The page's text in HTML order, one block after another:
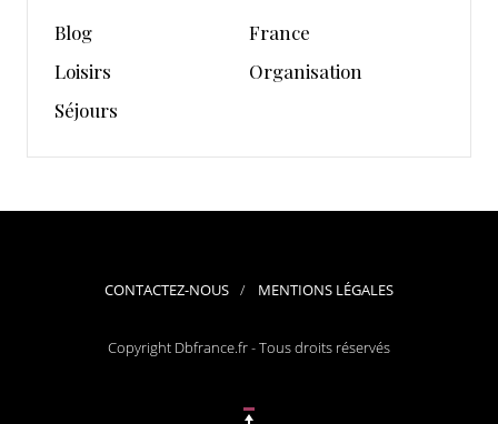
Blog
France
Loisirs
Organisation
Séjours
CONTACTEZ-NOUS MENTIONS LÉGALES
Copyright Dbfrance.fr - Tous droits réservés